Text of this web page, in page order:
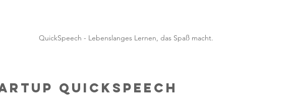
QuickSpeech - Lebenslanges Lernen, das Spaß macht.
QuickSpeech